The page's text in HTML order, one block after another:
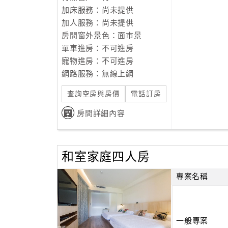
加床服務：尚未提供
加人服務：尚未提供
房間窗外景色：面市景
單車進房：不可進房
寵物進房：不可進房
網路服務：無線上網
查詢空房與房價 電話訂房
房間詳細內容
和室家庭四人房
專案名稱
一般專案